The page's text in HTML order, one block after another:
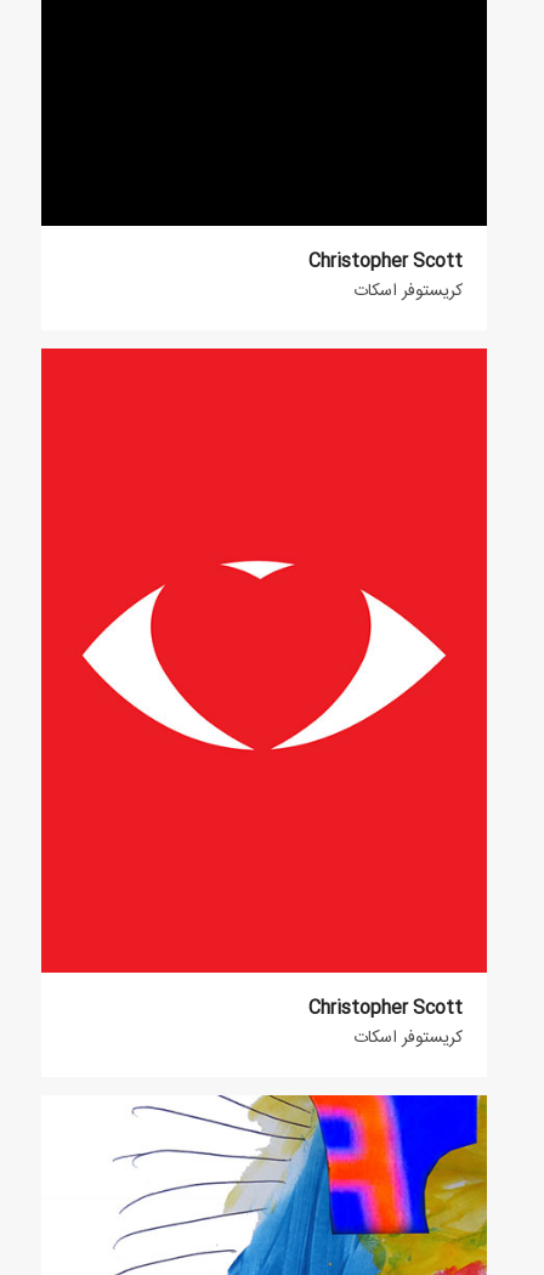
Christopher Scott
کریستوفر اسکات
Christopher Scott
کریستوفر اسکات